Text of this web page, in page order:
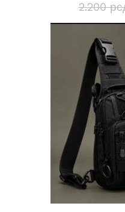
2.200